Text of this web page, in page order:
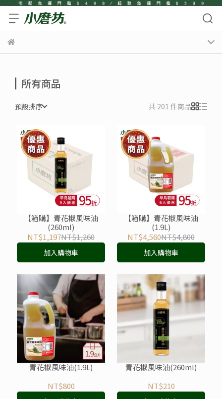
所有商品
預設排序 共 201 件商品
【箱購】青花椒風味油
(260ml)
NT$1,197NT$1,260
加入購物車
【箱購】青花椒風味油
(1.9L)
NT$4,560NT$4,800
加入購物車
青花椒風味油(1.9L)
NT$800
青花椒風味油(260ml)
NT$210